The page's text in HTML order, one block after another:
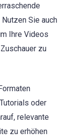
Sie auch
Ihre Videos
zu
oder
relevante
zu erhöhen